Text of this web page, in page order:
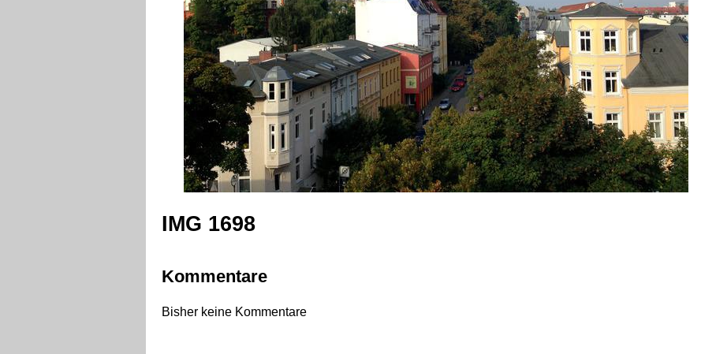
IMG 1698
Kommentare
Bisher keine Kommentare